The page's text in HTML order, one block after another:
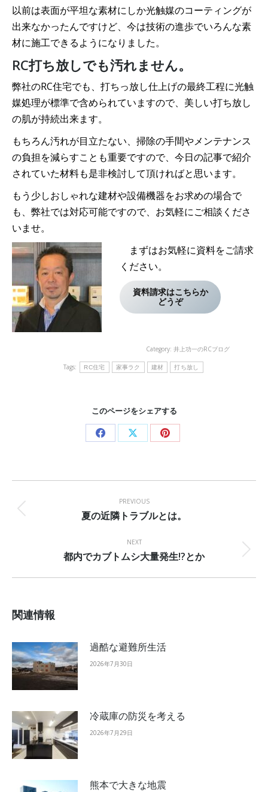
以前は表面が平坦な素材にしか光触媒のコーティングが
出来なかったんですけど、今は技術の進歩でいろんな素
材に施工できるようになりました。
RC打ち放しでも汚れません。
弊社のRC住宅でも、打ちっ放し仕上げの最終工程に光触
媒処理が標準で含められていますので、美しい打ち放し
の肌が持続出来ます。
もちろん汚れが目立たない、掃除の手間やメンテナンス
の負担を減らすことも重要ですので、今日の記事で紹介
されていた材料も是非検討して頂ければと思います。
もう少しおしゃれな建材や設備機器をお求めの場合で
も、弊社では対応可能ですので、お気軽にご相談くださ
いませ。
まずはお気軽に資料をご請求
ください。
資料請求はこちらか
どうぞ
Category: 井上功一のRCブログ
Tags: RC住宅 家事ラク 建材 打ち放し
このページをシェアする
Share Share Share
navigation
PREVIOUS
Previous
夏の近隣トラブルとは。
NEXT
Next
都内でカブトムシ大量発生!?とか
関連情報
過酷な避難所生活
2026年7月30日
冷蔵庫の防災を考える
2026年7月29日
熊本で大きな地震